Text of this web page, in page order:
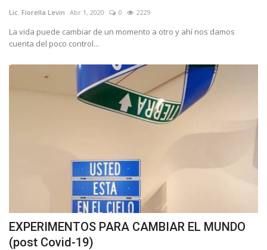
Lic. Fiorella Levin Abr 1, 2020 0 2229
La vida puede cambiar de un momento a otro y ahí nos damos
cuenta del poco control...
EXPERIMENTOS PARA CAMBIAR EL MUNDO
(post Covid-19)